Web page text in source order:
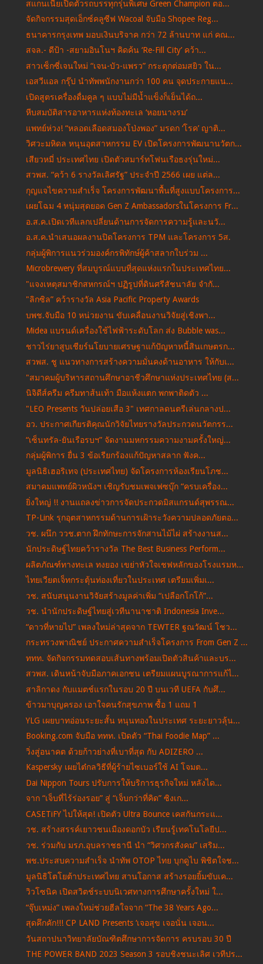
สแกนเนียเปิดตัวรถบรรทุกรุ่นพิเศษ Green Champion ตอ...
จัดกิจกรรมสุดเอ็กซ์คลูซีฟ Wacoal จับมือ Shopee Reg...
ธนาคารกรุงเทพ มอบเงินบริจาค กว่า 72 ล้านบาท แก่ คณ...
สจล.- ดีป้า -สยามอินโนฯ คิดค้น ‘Re-Fill City’ คว้า...
สาวเซ็กซี่เจนใหม่ “เจน-บัว-แพรว” กระตุกต่อมสยิว ใน...
เอสวีแอล กรุ๊ป นำทัพพนักงานกว่า 100 คน จุดประกายแน...
เปิดสูตรเครื่องดื่มคูล ๆ แบบไม่มีน้ำแข็งก็เย็นได้ถ...
หีบสมบัติสารอาหารแห่งท้องทะเล ‘หอยนางรม’
แพทย์ห่วง! “หลอดเลือดสมองโป่งพอง” มรดก ‘โรค’ ญาติ...
วิศวะมหิดล หนุนอุตสาหกรรม EV เปิดโครงการพัฒนานวัตก...
เสียวหมี่ ประเทศไทย เปิดตัวสมาร์ทโฟนเรือธงรุ่นใหม่...
สวพส. “คว้า 6 รางวัลเลิศรัฐ” ประจำปี 2566 เผย แต่ล...
กุญแจไขความสำเร็จ โครงการพัฒนาพื้นที่สูงแบบโครงการ...
เผยโฉม 4 หนุ่มสุดยอด Gen Z Ambassadorsในโครงการ Fr...
อ.ส.ค.เปิดเวทีแลกเปลี่ยนด้านการจัดการความรู้และนวั...
อ.ส.ค.นำเสนอผลงานปิดโครงการ TPM และโครงการ 5ส.
กลุ่มผู้พิการแนวร่วมองค์กรพิทักษ์ผู้ค้าสลากใบร่วม ...
Microbrewery ที่สมบูรณ์แบบที่สุดแห่งแรกในประเทศไทย...
"แจงเหตุสมาชิกสหกรณ์ฯ ปฏิรูปที่ดินศรีสัชนาลัย จำกั...
"ลิกซิล” คว้ารางวัล Asia Pacific Property Awards
บพช.จับมือ 10 หน่วยงาน ขับเคลื่อนงานวิจัยสู่เชิงพา...
Midea แบรนด์เครื่องใช้ไฟฟ้าระดับโลก ส่ง Bubble was...
ชาวไร่ยาสูบเชียร์นโยบายเศรษฐาแก้ปัญหาหนี้สินเกษตรก...
สวพส. ชู แนวทางการสร้างความมั่นคงด้านอาหาร ให้กับเ...
"สมาคมผู้บริหารสถานศึกษาอาชีวศึกษาแห่งประเทศไทย (ส...
นิจิดีส์ครีม ครีมทาส้นเท้า มือแห้งแตก พกพาติดตัว ...
"LEO Presents วันปล่อยเสือ 3" เทศกาลดนตรีเล่นกลางป...
อว. ประกาศเกียรติคุณนักวิจัยไทยรางวัลประกวดนวัตกรร...
“เซ็นทรัล-ยันเรือรบฯ” จัดงานมหกรรมความงามครั้งใหญ่...
กลุ่มผู้พิการ ยื่น 3 ข้อเรียกร้องแก้ปัญหาสลาก ฟังค...
มูลนิธิเฮอริเทจ (ประเทศไทย) จัดโครงการห้องเรียนโภช...
สมาคมแพทย์ผิวหนังฯ เชิญรับชมเพจเฟซบุ๊ก “ครบเครื่อง...
ยิ่งใหญ่ !! งานแถลงข่าวการจัดประกวดมิสแกรนด์สุพรรณ...
TP-Link รุกอุตสาหกรรมด้านการเฝ้าระวังความปลอดภัยตอ...
วช. ผนึก ววช.ตาก ฝึกทักษะการจักสานไม้ไผ่ สร้างงานส...
นักประดิษฐ์ไทยคว้ารางวัล The Best Business Perform...
ผลิตภัณฑ์ทางทะเล ทงยอง เขย่าหัวใจเชฟหลักของโรงแรมห...
ไทยเวียตเจ็ทกระตุ้นท่องเที่ยวในประเทศ เตรียมเพิ่มเ...
วช. สนับสนุนงานวิจัยสร้างมูลค่าเพิ่ม “เปลือกโกโก้”...
วช. นำนักประดิษฐ์ไทยสู่เวทีนานาชาติ Indonesia Inve...
“ดาวที่หายไป” เพลงใหม่ล่าสุดจาก TEWTER ฐณวัฒน์ โชว...
กระทรวงพาณิชย์ ประกาศความสำเร็จโครงการ From Gen Z ...
ททท. จัดกิจกรรมทดสอบเส้นทางพร้อมเปิดตัวสินค้าและบร...
สวพส. เดินหน้าจับมือภาคเอกชน เตรียมแผนบูรณาการแก้ไ...
สาลิกาดง กับแมตช์แรกในรอบ 20 ปี บนเวที UEFA กับศึ...
ข้าวมาบุญครอง เอาใจคนรักสุขภาพ ซื้อ 1 แถม 1
YLG เผยบาทอ่อนระยะสั้น หนุนทองในประเทศ ระยะยาวลุ้น...
Booking.com จับมือ ททท. เปิดตัว “Thai Foodie Map” ...
วิ่งสู่อนาคต ด้วยก้าวย่างที่เบาที่สุด กับ ADIZERO ...
Kaspersky เผยไต๋กลวิธีที่ผู้ร้ายไซเบอร์ใช้ AI โจมต...
Dai Nippon Tours ปรับการให้บริการธุรกิจใหม่ หลังได...
จาก “เจ็บที่ไร้ร่องรอย” สู่ “เจ็บกว่าที่คิด” ซิงเก...
CASETiFY ไปให้สุด! เปิดตัว Ultra Bounce เคสกันกระแ...
วช. สร้างสรรค์เยาวชนเมืองดอกบัว เรียนรู้เทคโนโลยีป...
วช. ร่วมกับ มรภ.อุบลราชธานี นำ “วิศวกรสังคม” เสริม...
พช.ประสบความสำเร็จ นำทัพ OTOP ไทย บุกดูไบ พิชิตใจช...
มูลนิธิโตโยต้าประเทศไทย สานโอกาส สร้างรอยยิ้มขับเค...
วิวโซนิค เปิดสวิตช์ระบบนิเวศทางการศึกษาครั้งใหม่ ใ...
“จุ๊บเหม่ง” เพลงใหม่ช่วยฮีลใจจาก “The 38 Years Ago...
สุดคึกคัก!!! CP LAND Presents ‘เจอสุข เจอนั่น เจอน...
วันสถาปนาวิทยาลัยบัณฑิตศึกษาการจัดการ ครบรอบ 30 ปี
THE POWER BAND 2023 Season 3 รอบชิงชนะเลิศ เวทีปร...